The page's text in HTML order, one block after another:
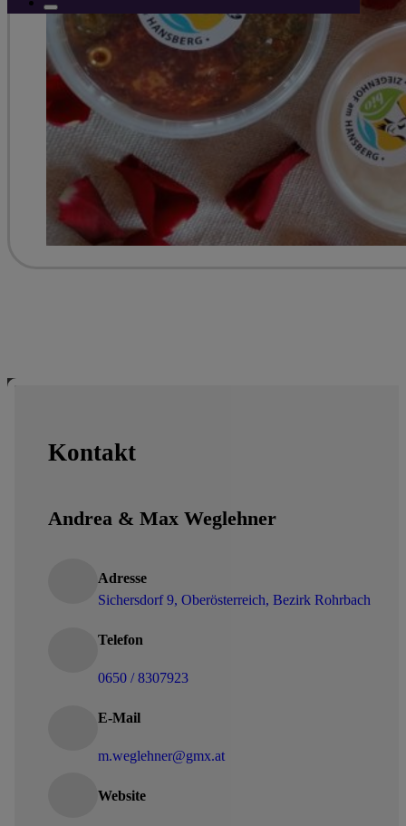
Kontakt
Andrea & Max Weglehner
Adresse
Sichersdorf 9, Oberösterreich, Bezirk Rohrbach
Telefon
0650 / 8307923
E-Mail
m.weglehner@gmx.at
Website